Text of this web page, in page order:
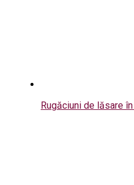
Rugăciuni de lăsare